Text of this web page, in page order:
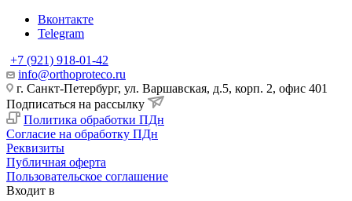
Вконтакте
Telegram
+7 (921) 918-01-42
info@orthoproteco.ru
г. Санкт-Петербург, ул. Варшавская, д.5, корп. 2, офис 401
Подписаться на рассылку
Политика обработки ПДн
Согласие на обработку ПДн
Реквизиты
Публичная оферта
Пользовательское соглашение
Входит в